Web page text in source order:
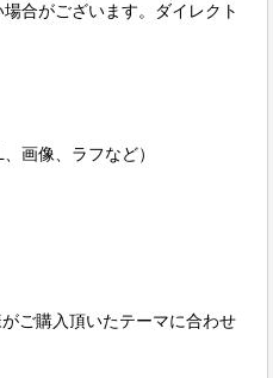
合がございます。ダイレクト
画像、ラフなど）
ご購入頂いたテーマに合わせ